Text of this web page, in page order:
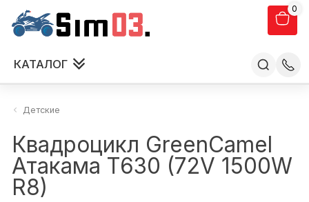
0
КАТАЛОГ
Детские
Квадроцикл GreenCamel
Атакама T630 (72V 1500W
R8)